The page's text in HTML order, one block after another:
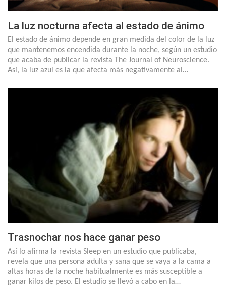
La luz nocturna afecta al estado de ánimo
El estado de ánimo depende en gran medida del color de la luz
que mantenemos encendida durante la noche, según un estudio
que acaba de publicar la revista The Journal of Neuroscience.
Así, la luz azul es la que afecta más negativamente al…
Trasnochar nos hace ganar peso
Así lo afirma la revista Sleep en un estudio que publicaba,
revela que una persona adulta y sana que se vaya a la cama a
altas horas de la noche habitualmente es más susceptible a
ganar kilos de peso. El estudio se llevó a cabo en la…